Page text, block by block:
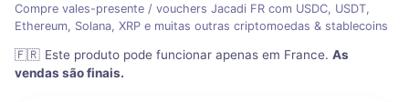
Compre vales-presente / vouchers Jacadi FR com USDC, USDT,
Ethereum, Solana, XRP e muitas outras criptomoedas & stablecoins
🇫🇷 Este produto pode funcionar apenas em France. As
vendas são finais.